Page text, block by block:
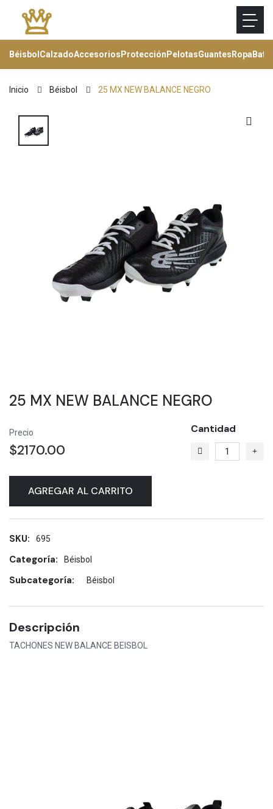
Béisbol CalzadoAccesorios Protección PelotasGuantes Ropa Bats
Inicio Béisbol 25 MX NEW BALANCE NEGRO
25 MX NEW BALANCE NEGRO
Precio
$2170.00
Cantidad
AGREGAR AL CARRITO
SKU: 695
Categoría: Béisbol
Subcategoría: Béisbol
Descripción
TACHONES NEW BALANCE BEISBOL